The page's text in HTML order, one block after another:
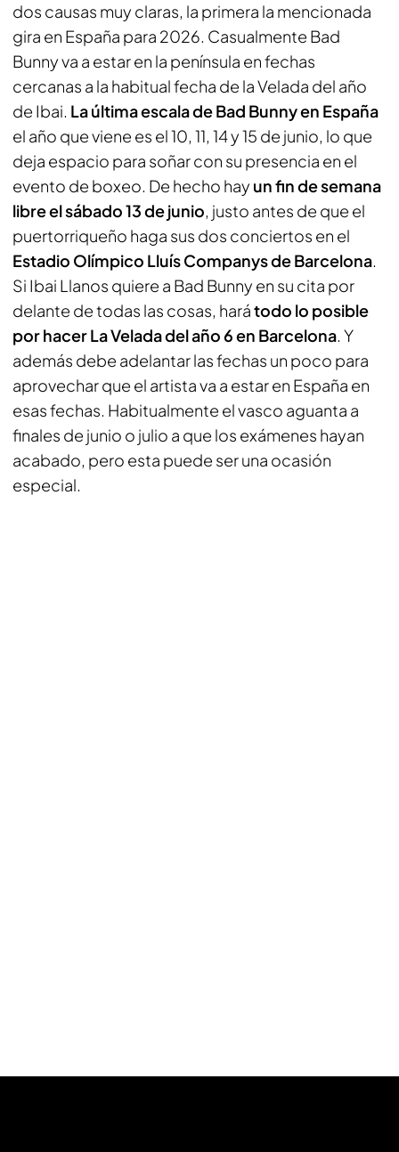
dos causas muy claras, la primera la mencionada
gira en España para 2026. Casualmente Bad
Bunny va a estar en la península en fechas
cercanas a la habitual fecha de la Velada del año
de Ibai. La última escala de Bad Bunny en España
el año que viene es el 10, 11, 14 y 15 de junio, lo que
deja espacio para soñar con su presencia en el
evento de boxeo. De hecho hay un fin de semana
libre el sábado 13 de junio, justo antes de que el
puertorriqueño haga sus dos conciertos en el
Estadio Olímpico Lluís Companys de Barcelona.
Si Ibai Llanos quiere a Bad Bunny en su cita por
delante de todas las cosas, harátodo lo posible
por hacer La Velada del año 6 en Barcelona. Y
además debe adelantar las fechas un poco para
aprovechar que el artista va a estar en España en
esas fechas. Habitualmente el vasco aguanta a
finales de junio o julio a que los exámenes hayan
acabado, pero esta puede ser una ocasión
especial.